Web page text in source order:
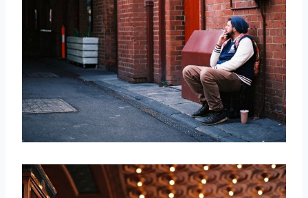
取消 搜索